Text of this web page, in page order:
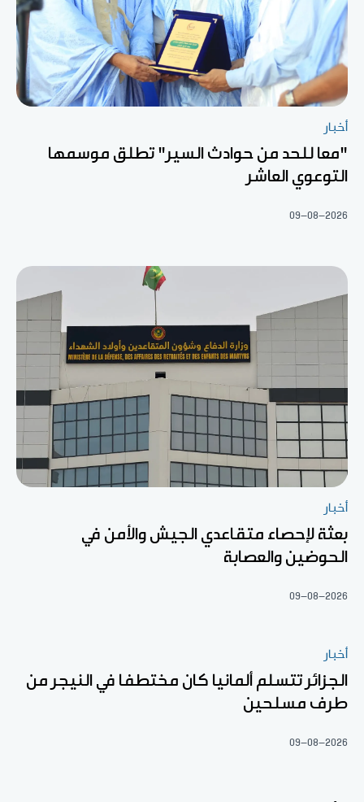
أخبار
"معا للحد من حوادث السير" تطلق موسمها
التوعوي العاشر
09-08-2026
أخبار
بعثة لإحصاء متقاعدي الجيش والأمن في
الحوضين والعصابة
09-08-2026
أخبار
الجزائر تتسلم ألمانيا كان مختطفا في النيجر من
طرف مسلحين
09-08-2026